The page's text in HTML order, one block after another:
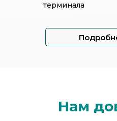
терминала
Нам